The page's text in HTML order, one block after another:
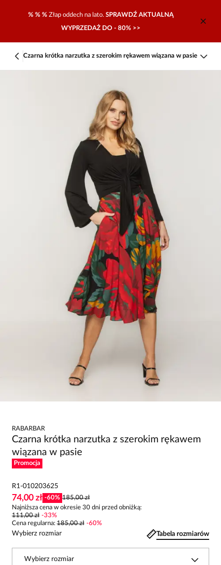
% % % Złap oddech na lato. SPRAWDŹ AKTUALNĄ
WYPRZEDAŻ DO - 80% >>
Czarna krótka narzutka z szerokim rękawem wiązana w pasie
RABARBAR
Czarna krótka narzutka z szerokim rękawem
wiązana w pasie
Promocja
R1-010203625
74,00 zł -60% 185,00 zł
Najniższa cena w okresie 30 dni przed obniżką:
111,00 zł -33%
Cena regularna: 185,00 zł -60%
Wybierz rozmiar Tabela rozmiarów
Wybierz rozmiar